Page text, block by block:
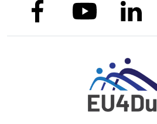
link to facebooklink to youtubelink